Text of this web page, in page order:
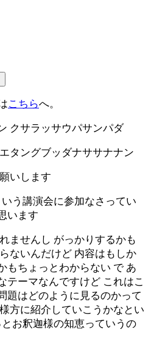
こちらへ。
クサラッサウパサンパダ
タングブッダナササナナン
いします
う講演会に参加なさってい
います
ませんし がっかりするかも
ないんだけど 内容はもしか
もちょっとわからない で あ
テーマなんですけど これはこ
題はどのように見るのかって
方に紹介していこうかなとい
お釈迦様の知恵っていうの